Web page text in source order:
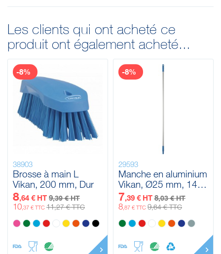
Les clients qui ont acheté ce
produit ont également acheté...
38903
Brosse à main L
Vikan, 200 mm, Dur
8,64 € HT 9,39 € HT
10,37 € TTC 11,27 € TTC
-8%
29593
Manche en aluminium
Vikan, Ø25 mm, 1460
mm
7,39 € HT 8,03 € HT
8,87 € TTC 9,64 € TTC
-8%